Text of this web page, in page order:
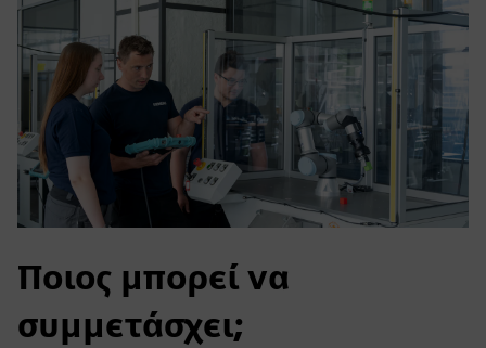
Ποιος μπορεί να
συμμετάσχει;